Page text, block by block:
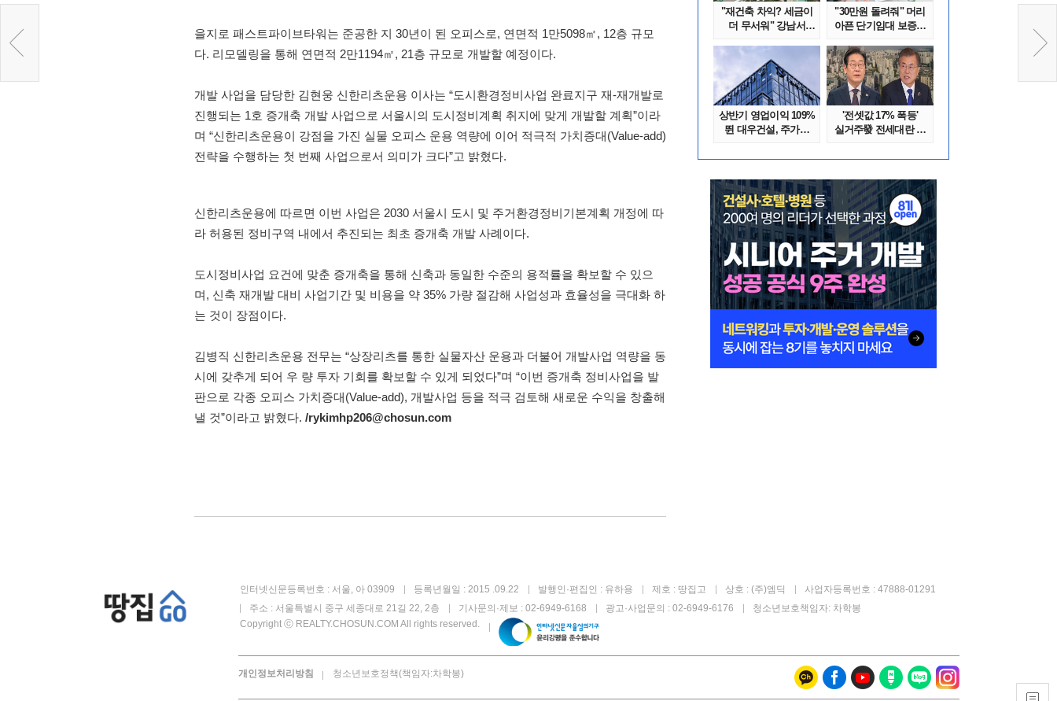
을지로 패스트파이브타워는 준공한 지 30년이 된 오피스로, 연면적 1만5098㎡, 12층 규모
다. 리모델링을 통해 연면적 2만1194㎡, 21층 규모로 개발할 예정이다.
개발 사업을 담당한 김현웅 신한리츠운용 이사는 “도시환경정비사업 완료지구 재-재개발로
진행되는 1호 증개축 개발 사업으로 서울시의 도시정비계획 취지에 맞게 개발할 계획”이라
며 “신한리츠운용이 강점을 가진 실물 오피스 운용 역량에 이어 적극적 가치증대(Value-add)
전략을 수행하는 첫 번째 사업으로서 의미가 크다”고 밝혔다.
신한리츠운용에 따르면 이번 사업은 2030 서울시 도시 및 주거환경정비기본계획 개정에 따
라 허용된 정비구역 내에서 추진되는 최초 증개축 개발 사례이다.
도시정비사업 요건에 맞춘 증개축을 통해 신축과 동일한 수준의 용적률을 확보할 수 있으
며, 신축 재개발 대비 사업기간 및 비용을 약 35% 가량 절감해 사업성과 효율성을 극대화 하
는 것이 장점이다.
김병직 신한리츠운용 전무는 “상장리츠를 통한 실물자산 운용과 더불어 개발사업 역량을 동
시에 갖추게 되어 우 량 투자 기회를 확보할 수 있게 되었다”며 “이번 증개축 정비사업을 발
판으로 각종 오피스 가치증대(Value-add), 개발사업 등을 적극 검토해 새로운 수익을 창출해
낼 것”이라고 밝혔다. /rykimhp206@chosun.com
"재건축 차익? 세금이
더 무서워" 강남서
"30만원 돌려줘" 머리
아픈 단기임대 보증금
상반기 영업이익 109%
뛴 대우건설, 주가는
'전셋값 17% 폭등'
실거주發 전세대란 또
인터넷신문등록번호 : 서울, 아 03909 등록년월일 : 2015 .09.22 발행인·편집인 : 유하용 제호 : 땅집고 상호 : (주)엠딕
사업자등록번호 : 47888-01291
주소 : 서울특별시 중구 세종대로 21길 22, 2층
기사문의·제보 : 02-6949-6168 광고·사업문의 : 02-6949-6176
청소년보호책임자: 차학봉
Copyright ⓒ REALTY.CHOSUN.COM All rights reserved.
개인정보처리방침 청소년보호정책(책임자:차학봉)